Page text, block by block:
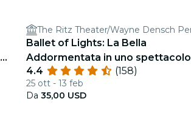
Ballet of Lights: La Bella
Addormentata in uno spettacolo
scintillante
4.4 (158)
25 ott - 13 feb
Da 35,00 USD